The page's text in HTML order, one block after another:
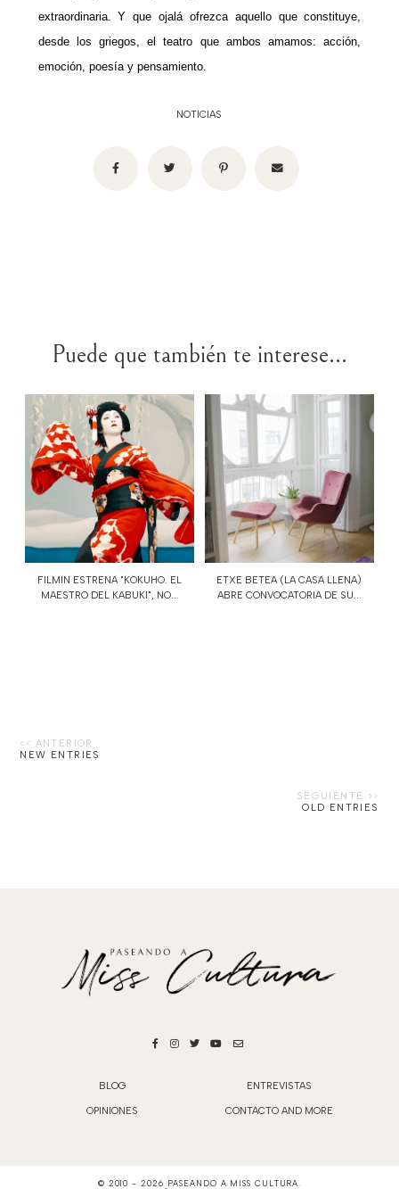
extraordinaria. Y que ojalá ofrezca aquello que constituye,
desde los griegos, el teatro que ambos amamos: acción,
emoción, poesía y pensamiento.
NOTICIAS
Puede que también te interese...
FILMIN ESTRENA "KOKUHO. EL
MAESTRO DEL KABUKI", NO...
ETXE BETEA (LA CASA LLENA)
ABRE CONVOCATORIA DE SU...
NEW ENTRIES
OLD ENTRIES
BLOG ENTREVISTAS
OPINIONES CONTACTO AND MORE
© 2010 - 2026 PASEANDO A MISS CULTURA.